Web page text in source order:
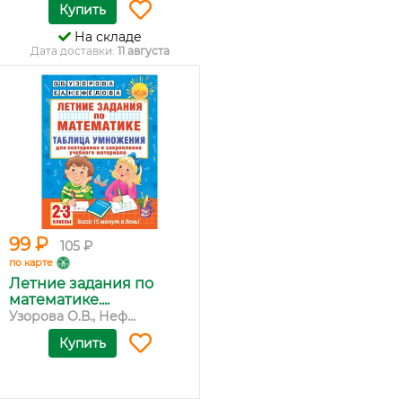
Купить
На складе
Дата доставки: 11 августа
99 ₽ 105 ₽
по карте
Летние задания по
математике....
Узорова О.В., Неф...
Купить